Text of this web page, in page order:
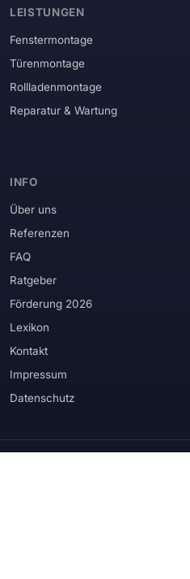
LEISTUNGEN
Fenstermontage
Türenmontage
Rollladenmontage
Reparatur & Wartung
INFO
Über uns
Referenzen
FAQ
Ratgeber
Förderung 2026
Lexikon
Kontakt
Impressum
Datenschutz